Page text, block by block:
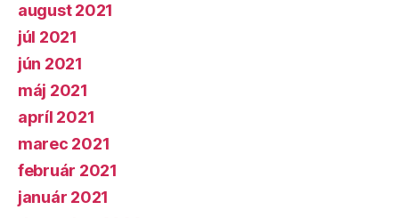
august 2021
júl 2021
jún 2021
máj 2021
apríl 2021
marec 2021
február 2021
január 2021